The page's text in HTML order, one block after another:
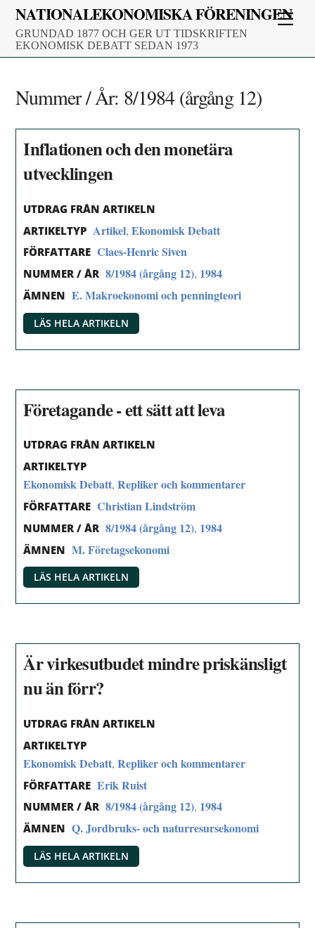
Skip
content
NATIONALEKONOMISKA FÖRENINGEN
GRUNDAD 1877 OCH GER UT TIDSKRIFTEN
EKONOMISK DEBATT SEDAN 1973
Nummer / År: 8/1984 (årgång 12)
Inflationen och den monetära
utvecklingen
UTDRAG FRÅN ARTIKELN
ARTIKELTYP Artikel,Ekonomisk Debatt
FÖRFATTARE Claes-Henric Siven
NUMMER / ÅR 8/1984 (årgång 12), 1984
ÄMNEN E. Makroekonomi och penningteori
LÄS HELA ARTIKELN
Företagande - ett sätt att leva
UTDRAG FRÅN ARTIKELN
ARTIKELTYP
Ekonomisk Debatt,Repliker och kommentarer
FÖRFATTARE Christian Lindström
NUMMER / ÅR 8/1984 (årgång 12), 1984
ÄMNEN M. Företagsekonomi
LÄS HELA ARTIKELN
Är virkesutbudet mindre priskänsligt
nu än förr?
UTDRAG FRÅN ARTIKELN
ARTIKELTYP
Ekonomisk Debatt,Repliker och kommentarer
FÖRFATTARE Erik Ruist
NUMMER / ÅR 8/1984 (årgång 12), 1984
ÄMNEN Q. Jordbruks- och naturresursekonomi
LÄS HELA ARTIKELN